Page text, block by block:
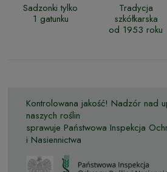
Sadzonki tylko
1 gatunku
Tradycja
szkółkarska
od 1953 roku
Kontrolowana jakość! Nadzór nad
naszych roślin
sprawuje Państwowa Inspekcja
i Nasiennictwa